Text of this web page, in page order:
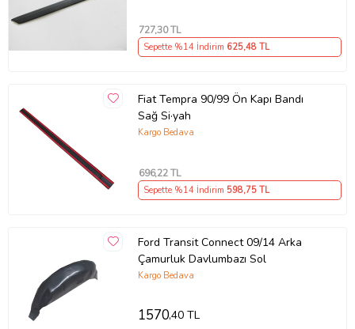
727,30 TL
Sepette %14 İndirim 625,48 TL
Fiat Tempra 90/99 Ön Kapı Bandı
Sağ Si·yah
Kargo Bedava
696,22 TL
Sepette %14 İndirim 598,75 TL
Ford Transit Connect 09/14 Arka
Çamurluk Davlumbazı Sol
Kargo Bedava
1570,40 TL